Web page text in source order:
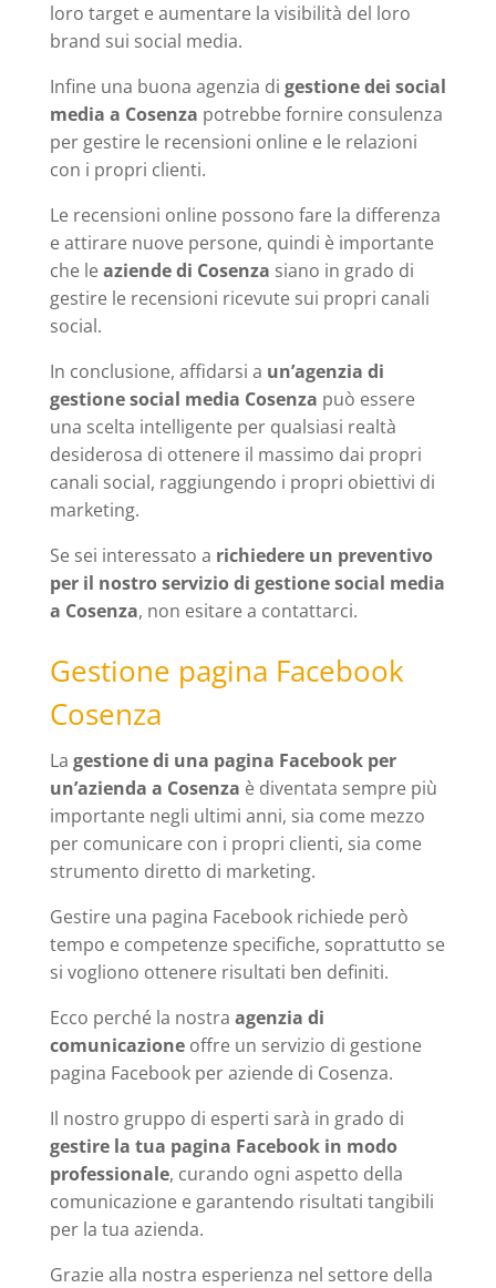
loro target e aumentare la visibilità del loro
brand sui social media.
Infine una buona agenzia di gestione dei social
media a Cosenza potrebbe fornire consulenza
per gestire le recensioni online e le relazioni
con i propri clienti.
Le recensioni online possono fare la differenza
e attirare nuove persone, quindi è importante
che leaziende di Cosenza siano in grado di
gestire le recensioni ricevute sui propri canali
social.
In conclusione, affidarsi a un’agenzia di
gestione social media Cosenza può essere
una scelta intelligente per qualsiasi realtà
desiderosa di ottenere il massimo dai propri
canali social, raggiungendo i propri obiettivi di
marketing.
Se sei interessato a richiedere un preventivo
per il nostro servizio di gestione social media
a Cosenza, non esitare a contattarci.
Gestione pagina Facebook
Cosenza
La gestione di una pagina Facebook per
un’azienda a Cosenza è diventata sempre più
importante negli ultimi anni, sia come mezzo
per comunicare con i propri clienti, sia come
strumento diretto di marketing.
Gestire una pagina Facebook richiede però
tempo e competenze specifiche, soprattutto se
si vogliono ottenere risultati ben definiti.
Ecco perché la nostra agenzia di
comunicazioneoffre un servizio di gestione
pagina Facebook per aziende di Cosenza.
Il nostro gruppo di esperti sarà in grado di
gestire la tua pagina Facebook in modo
professionale, curando ogni aspetto della
comunicazione e garantendo risultati tangibili
per la tua azienda.
Grazie alla nostra esperienza nel settore della